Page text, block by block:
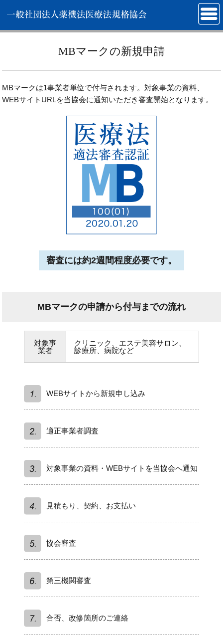
MBマークの新規申請
MBマークは1事業者単位で付与されます。対象事業の資料、
WEBサイトURLを当協会に通知いただき審査開始となります。
審査には約2週間程度必要です。
MBマークの申請から付与までの流れ
対象事
業者
クリニック、エステ美容サロン、
診療所、病院など
WEBサイトから新規申し込み
適正事業者調査
対象事業の資料・WEBサイトを当協会へ通知
見積もり、契約、お支払い
協会審査
第三機関審査
合否、改修箇所のご連絡